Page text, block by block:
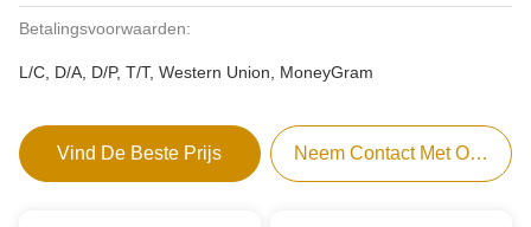
Betalingsvoorwaarden:
L/C, D/A, D/P, T/T, Western Union, MoneyGram
Vind De Beste Prijs Neem Contact Met Ons Op